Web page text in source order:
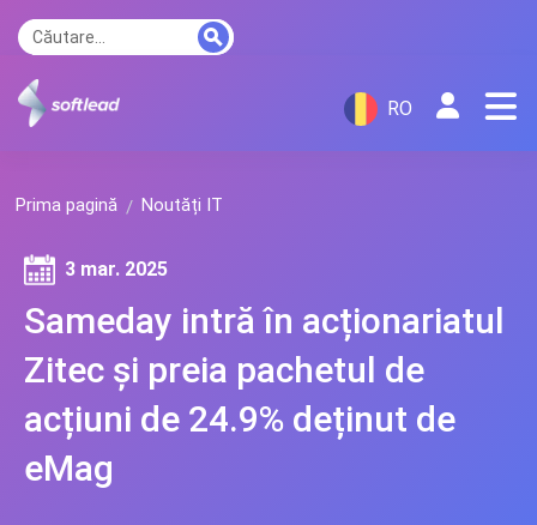
RO
Prima pagină Noutăți IT
Sameday intră în acționariatul
Zitec și preia pachetul de
acțiuni de 24.9% deținut de
eMag
3 mar. 2025